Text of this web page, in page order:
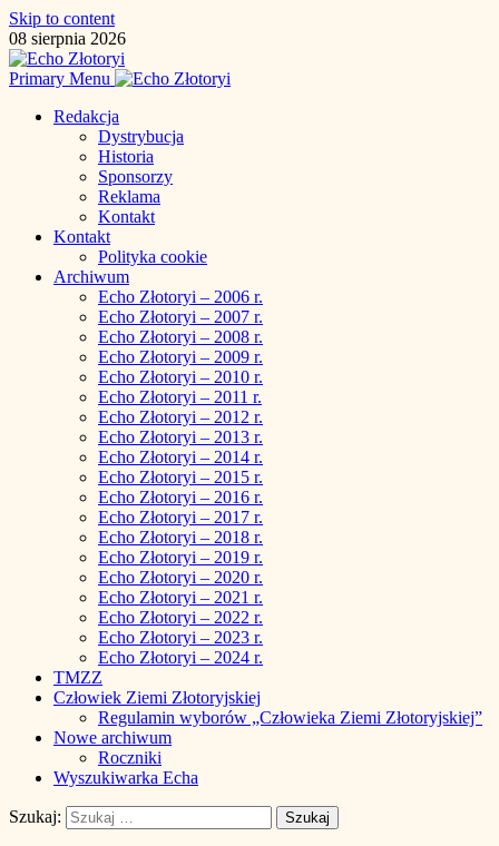
Skip to content
08 sierpnia 2026
Primary Menu
Redakcja
Dystrybucja
Historia
Sponsorzy
Reklama
Kontakt
Kontakt
Polityka cookie
Archiwum
Echo Złotoryi – 2006 r.
Echo Złotoryi – 2007 r.
Echo Złotoryi – 2008 r.
Echo Złotoryi – 2009 r.
Echo Złotoryi – 2010 r.
Echo Złotoryi – 2011 r.
Echo Złotoryi – 2012 r.
Echo Złotoryi – 2013 r.
Echo Złotoryi – 2014 r.
Echo Złotoryi – 2015 r.
Echo Złotoryi – 2016 r.
Echo Złotoryi – 2017 r.
Echo Złotoryi – 2018 r.
Echo Złotoryi – 2019 r.
Echo Złotoryi – 2020 r.
Echo Złotoryi – 2021 r.
Echo Złotoryi – 2022 r.
Echo Złotoryi – 2023 r.
Echo Złotoryi – 2024 r.
TMZZ
Człowiek Ziemi Złotoryjskiej
Regulamin wyborów „Człowieka Ziemi Złotoryjskiej”
Nowe archiwum
Roczniki
Wyszukiwarka Echa
Szukaj: